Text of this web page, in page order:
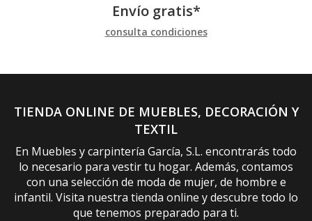
Envío gratis*
consulta condiciones
TIENDA ONLINE DE MUEBLES, DECORACIÓN Y
TEXTIL
En Muebles y carpintería García, S.L. encontrarás todo
lo necesario para vestir tu hogar. Además, contamos
con una selección de moda de mujer, de hombre e
infantil. Visita nuestra tienda online y descubre todo lo
que tenemos preparado para ti.